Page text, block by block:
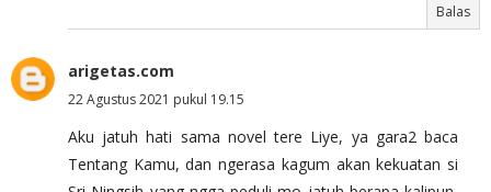
Balas
arigetas.com
22 Agustus 2021 pukul 19.15
Aku jatuh hati sama novel tere Liye, ya gara2 baca
Tentang Kamu, dan ngerasa kagum akan kekuatan si